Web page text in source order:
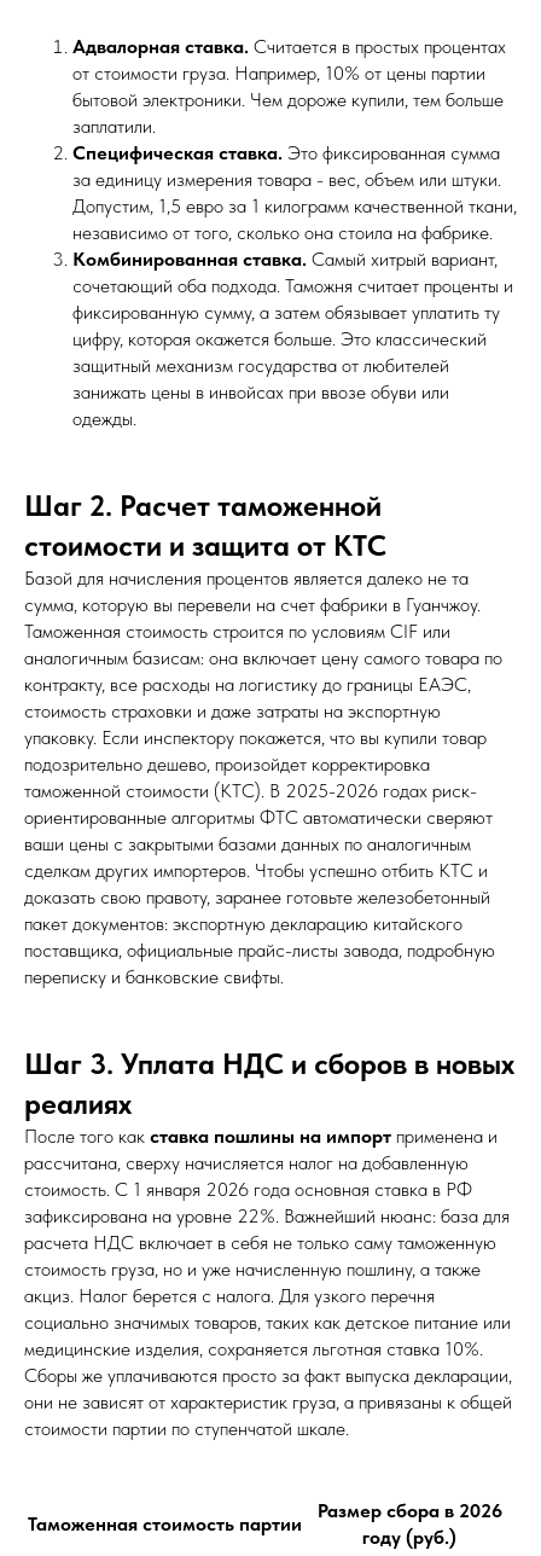
Адвалорная ставка. Считается в простых процентах
от стоимости груза. Например, 10% от цены партии
бытовой электроники. Чем дороже купили, тем больше
заплатили.
Специфическая ставка. Это фиксированная сумма
за единицу измерения товара - вес, объем или штуки.
Допустим, 1,5 евро за 1 килограмм качественной ткани,
независимо от того, сколько она стоила на фабрике.
Комбинированная ставка. Самый хитрый вариант,
сочетающий оба подхода. Таможня считает проценты и
фиксированную сумму, а затем обязывает уплатить ту
цифру, которая окажется больше. Это классический
защитный механизм государства от любителей
занижать цены в инвойсах при ввозе обуви или
одежды.
Шаг 2. Расчет таможенной
стоимости и защита от КТС
Базой для начисления процентов является далеко не та
сумма, которую вы перевели на счет фабрики в Гуанчжоу.
Таможенная стоимость строится по условиям CIF или
аналогичным базисам: она включает цену самого товара по
контракту, все расходы на логистику до границы ЕАЭС,
стоимость страховки и даже затраты на экспортную
упаковку. Если инспектору покажется, что вы купили товар
подозрительно дешево, произойдет корректировка
таможенной стоимости (КТС). В 2025-2026 годах риск-
ориентированные алгоритмы ФТС автоматически сверяют
ваши цены с закрытыми базами данных по аналогичным
сделкам других импортеров. Чтобы успешно отбить КТС и
доказать свою правоту, заранее готовьте железобетонный
пакет документов: экспортную декларацию китайского
поставщика, официальные прайс-листы завода, подробную
переписку и банковские свифты.
Шаг 3. Уплата НДС и сборов в новых
реалиях
После того как ставка пошлины на импорт применена и
рассчитана, сверху начисляется налог на добавленную
стоимость. С 1 января 2026 года основная ставка в РФ
зафиксирована на уровне 22%. Важнейший нюанс: база для
расчета НДС включает в себя не только саму таможенную
стоимость груза, но и уже начисленную пошлину, а также
акциз. Налог берется с налога. Для узкого перечня
социально значимых товаров, таких как детское питание или
медицинские изделия, сохраняется льготная ставка 10%.
Сборы же уплачиваются просто за факт выпуска декларации,
они не зависят от характеристик груза, а привязаны к общей
стоимости партии по ступенчатой шкале.
Таможенная стоимость партии
Размер сбора в 2026
году (руб.)